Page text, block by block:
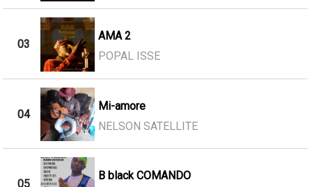
03
AMA 2
POPAL ISSE
04
Mi-amore
NELSON SATELLITE
05
B black COMANDO